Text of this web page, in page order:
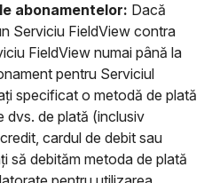
abonamentelor: Dacă
Serviciu FieldView contra
FieldView numai până la
pentru Serviciul
specificat o metodă de plată
dvs. de plată (inclusiv
cardul de debit sau
să debităm metoda de plată